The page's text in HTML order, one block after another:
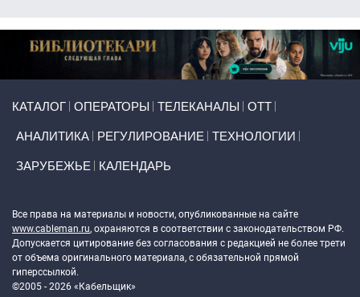
КАТАЛОГ ОПЕРАТОРЫ ТЕЛЕКАНАЛЫ ОТТ
АНАЛИТИКА РЕГУЛИРОВАНИЕ ТЕХНОЛОГИИ
ЗАРУБЕЖЬЕ КАЛЕНДАРЬ
Все права на материалы и новости, опубликованные на сайте
www.cableman.ru, охраняются в соответствии с законодательством РФ.
Допускается цитирование без согласования с редакцией не более трети
от объема оригинального материала, с обязательной прямой
гиперссылкой.
©2005 - 2026 «Кабельщик»